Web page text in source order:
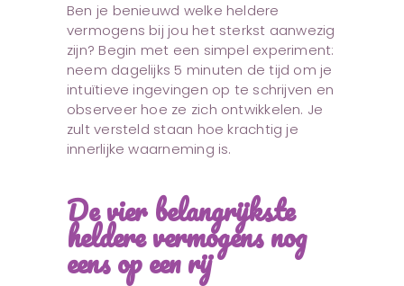
Ben je benieuwd welke heldere
vermogens bij jou het sterkst aanwezig
zijn? Begin met een simpel experiment:
neem dagelijks 5 minuten de tijd om je
intuïtieve ingevingen op te schrijven en
observeer hoe ze zich ontwikkelen. Je
zult versteld staan hoe krachtig je
innerlijke waarneming is.
De vier belangrijkste
heldere vermogens nog
eens op een rij